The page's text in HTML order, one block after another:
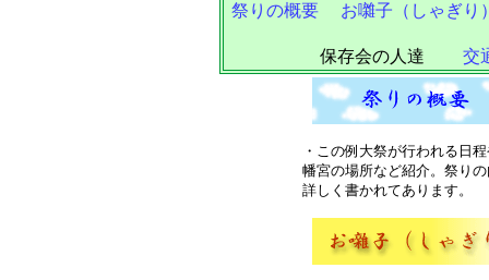
祭りの概要 お囃子（しゃぎり
保存会の人達 交
・この例大祭が行われる日
幡宮の場所など紹介。祭り
詳しく書かれてあります。